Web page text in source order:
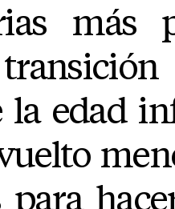
más
la edad